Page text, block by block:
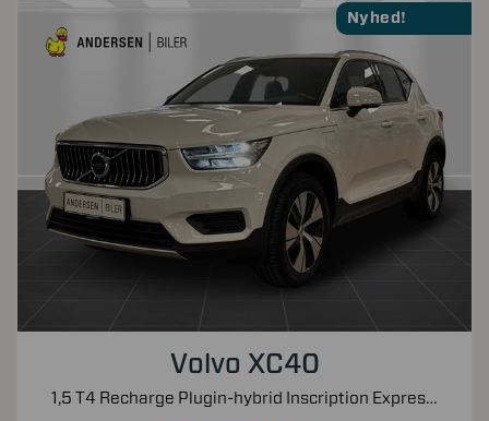
Nyhed!
Volvo XC40
1,5 T4 Recharge Plugin-hybrid Inscription Expression 211HK 5d 7g Aut.